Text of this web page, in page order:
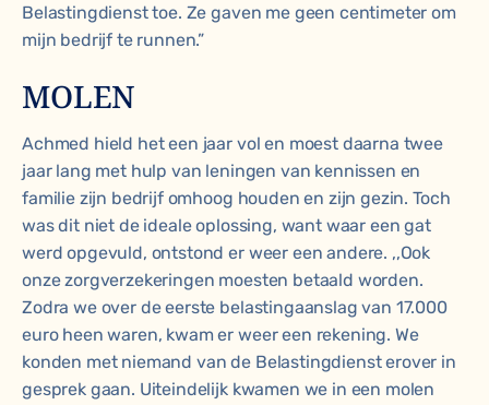
Belastingdienst toe. Ze gaven me geen centimeter om
mijn bedrijf te runnen.”
MOLEN
Achmed hield het een jaar vol en moest daarna twee
jaar lang met hulp van leningen van kennissen en
familie zijn bedrijf omhoog houden en zijn gezin. Toch
was dit niet de ideale oplossing, want waar een gat
werd opgevuld, ontstond er weer een andere. ,,Ook
onze zorgverzekeringen moesten betaald worden.
Zodra we over de eerste belastingaanslag van 17.000
euro heen waren, kwam er weer een rekening. We
konden met niemand van de Belastingdienst erover in
gesprek gaan. Uiteindelijk kwamen we in een molen